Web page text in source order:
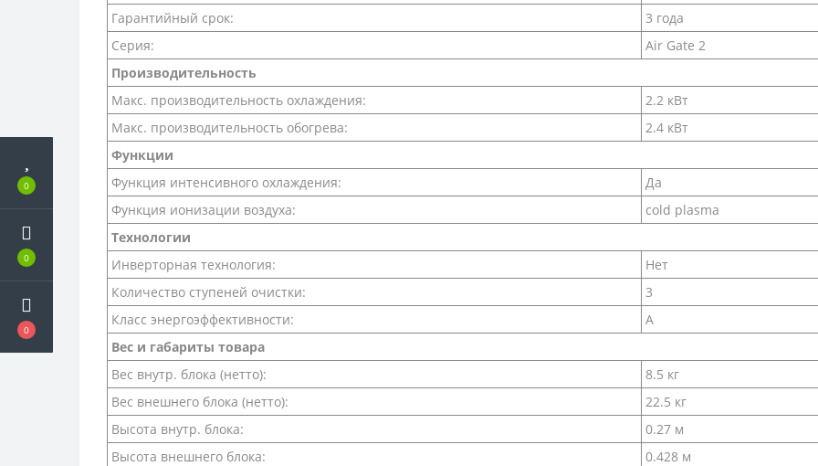
0
0
0
Гарантийный срок:
3 года
Серия:
Air Gate 2
Производительность
Макс. производительность охлаждения:
2.2 кВт
Макс. производительность обогрева:
2.4 кВт
Функции
Функция интенсивного охлаждения:
Да
Функция ионизации воздуха:
cold plasma
Технологии
Инверторная технология:
Нет
Количество ступеней очистки:
3
Класс энергоэффективности:
A
Вес и габариты товара
Вес внутр. блока (нетто):
8.5 кг
Вес внешнего блока (нетто):
22.5 кг
Высота внутр. блока:
0.27 м
Высота внешнего блока:
0.428 м